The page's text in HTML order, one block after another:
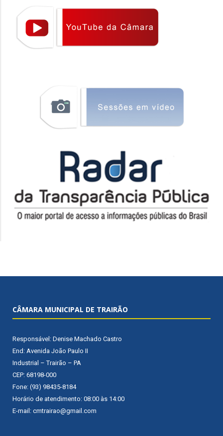
CÂMARA MUNICIPAL DE TRAIRÃO
Responsável: Denise Machado Castro
End: Avenida João Paulo II
Industrial – Trairão – PA
CEP: 68198-000
Fone: (93) 98435-8184
Horário de atendimento: 08:00 às 14:00
E-mail: cmtrairao@gmail.com